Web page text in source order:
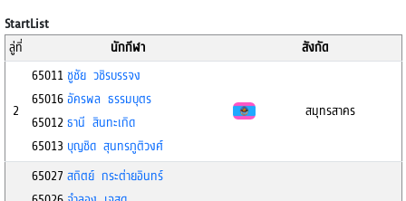
StartList
ลู่ที่
นักกีฬา สังกัด
2
65011 ชูชัย วชิรบรรจง
65016 อัครพล ธรรมบุตร
65012 ธานี สินทะเกิด
65013 บุญชิด สุนทรภูติวงศ์
สมุทรสาคร
65027 สถิตย์ กระต่ายอินทร์